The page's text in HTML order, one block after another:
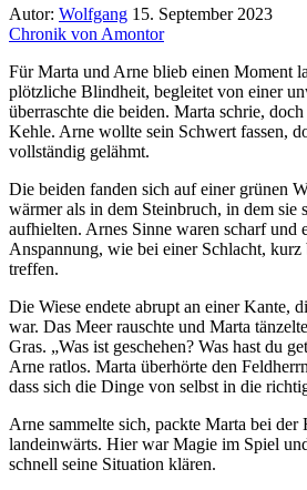
Autor: Wolfgang 15. September 2023
Chronik von Amontor
Für Marta und Arne blieb einen Moment
plötzliche Blindheit, begleitet von einer
überraschte die beiden. Marta schrie,
Kehle. Arne wollte sein Schwert fassen,
vollständig gelähmt.
Die beiden fanden sich auf einer grünen
wärmer als in dem Steinbruch, in dem sie
aufhielten. Arnes Sinne waren scharf und
Anspannung, wie bei einer Schlacht, kurz
treffen.
Die Wiese endete abrupt an einer Kante,
war. Das Meer rauschte und Marta
Gras. „Was ist geschehen? Was hast du
Arne ratlos. Marta überhörte den
dass sich die Dinge von selbst in die
Arne sammelte sich, packte Marta bei der
landeinwärts. Hier war Magie im Spiel
schnell seine Situation klären.